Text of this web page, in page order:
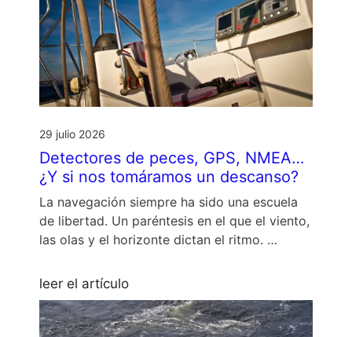
29 julio 2026
Detectores de peces, GPS, NMEA…
¿Y si nos tomáramos un descanso?
La navegación siempre ha sido una escuela
de libertad. Un paréntesis en el que el viento,
las olas y el horizonte dictan el ritmo. …
leer el artículo